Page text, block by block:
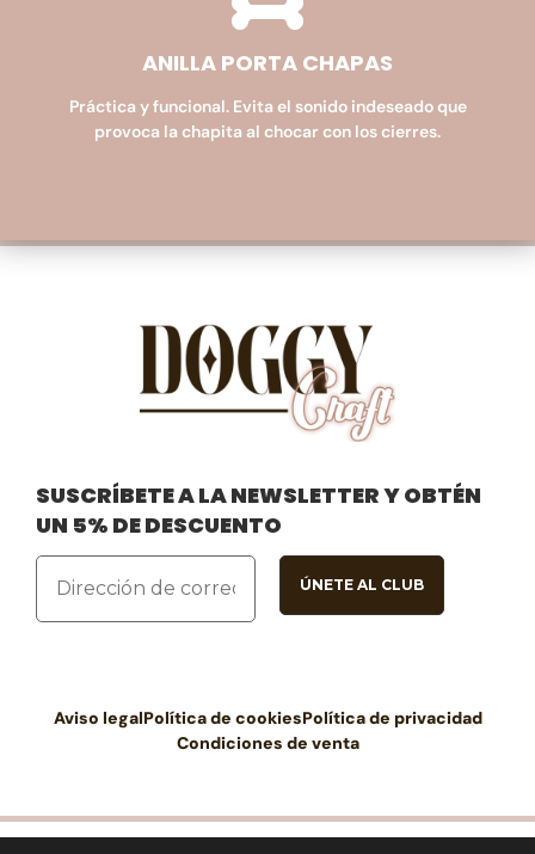
ANILLA PORTA CHAPAS
Práctica y funcional. Evita el sonido indeseado que
provoca la chapita al chocar con los cierres.
SUSCRÍBETE A LA NEWSLETTER Y OBTÉN
UN 5% DE DESCUENTO
Aviso legalPolítica de cookiesPolítica de privacidad
Condiciones de venta